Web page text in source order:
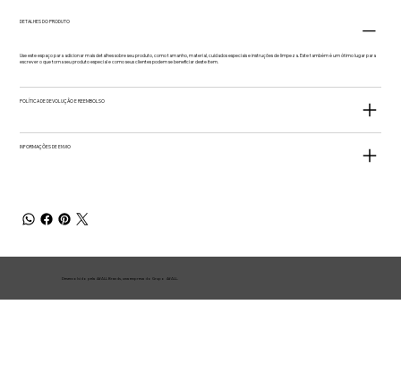
DETALHES DO PRODUTO
Use este espaço para adicionar mais detalhes sobre seu produto, como tamanho, material, cuidados especiais e instruções de limpeza. Este também é um ótimo lugar para
escrever o que torna seu produto especial e como seus clientes podem se beneficiar deste item.
POLÍTICA DE DEVOLUÇÃO E REEMBOLSO
INFORMAÇÕES DE ENVIO
Desenvolvido pela 4#ALL Brands, uma empresa do Grupo 4#ALL.